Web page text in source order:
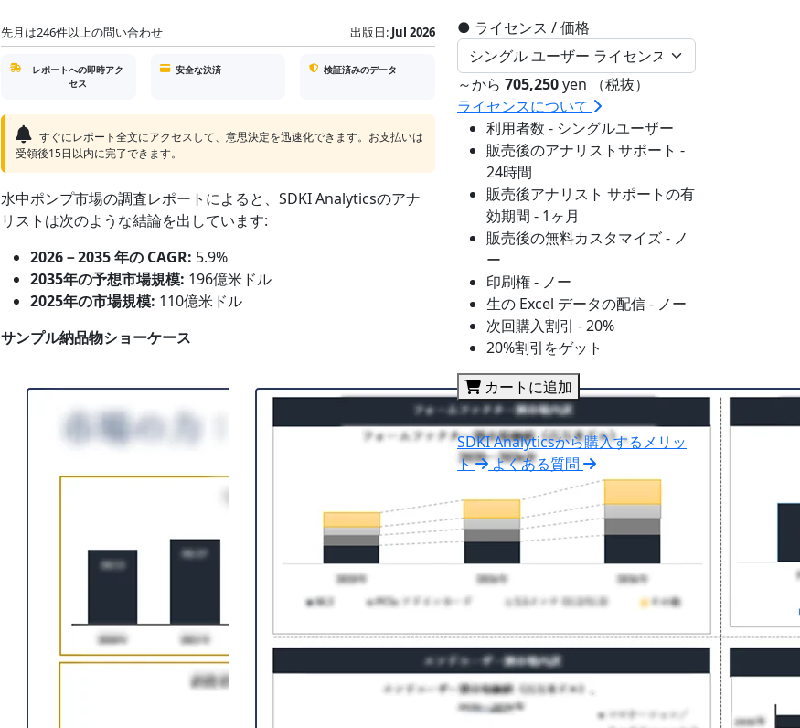
先月は246件以上の問い合わせ 出版日: Jul 2026
レポートへの即時アク
セス
安全な決済 検証済みのデータ
すぐにレポート全文にアクセスして、意思決定を迅速化できます。お支払いは
受領後15日以内に完了できます。
水中ポンプ市場の調査レポートによると、SDKI Analyticsのアナ
リストは次のような結論を出しています:
2026－2035 年の CAGR: 5.9%
2035年の予想市場規模: 196億米ドル
2025年の市場規模: 110億米ドル
サンプル納品物ショーケース
● ライセンス / 価格
～から 705,250yen （税抜）
ライセンスについて
利用者数 - シングルユーザー
販売後のアナリストサポート -
24時間
販売後アナリスト サポートの有
効期間 - 1ヶ月
販売後の無料カスタマイズ - ノ
ー
印刷権 - ノー
生の Excel データの配信 - ノー
次回購入割引 - 20%
20%割引をゲット
カートに追加
SDKI Analyticsから購入するメリッ
ト
よくある質問